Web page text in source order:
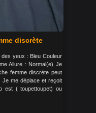
discrète
yeux : Bleu Couleur
Allure : Normal(e) Je
femme discrète peut
Je me déplace et reçoit
est ( toupettoupet) ou